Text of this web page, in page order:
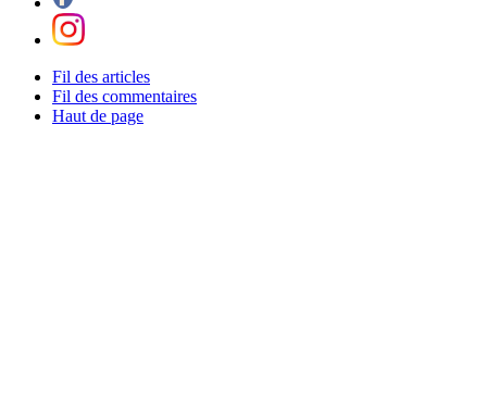
Fil des articles
Fil des commentaires
Haut de page